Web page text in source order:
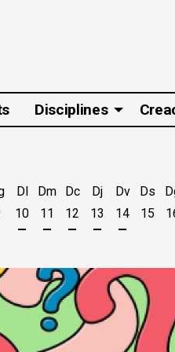
Disciplines
d'agost
Dl
10
Dilluns 10 d'agost
Dm
11
Dimarts 11 d'agost
Dc
12
Dimecres 12
Dj
13
Dijous 13
Dv
14
Ds
15